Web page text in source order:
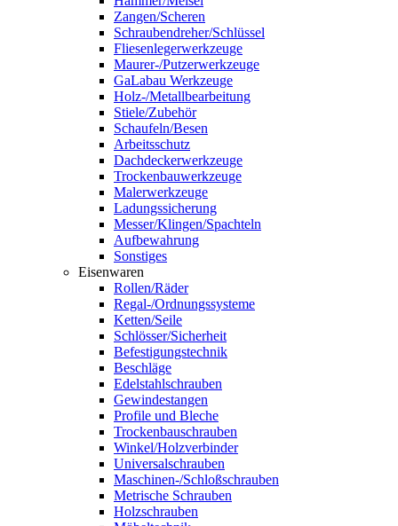
Zangen/Scheren
Schraubendreher/Schlüssel
Fliesenlegerwerkzeuge
Maurer-/Putzerwerkzeuge
GaLabau Werkzeuge
Holz-/Metallbearbeitung
Stiele/Zubehör
Schaufeln/Besen
Arbeitsschutz
Dachdeckerwerkzeuge
Trockenbauwerkzeuge
Malerwerkzeuge
Ladungssicherung
Messer/Klingen/Spachteln
Aufbewahrung
Sonstiges
Eisenwaren
Rollen/Räder
Regal-/Ordnungssysteme
Ketten/Seile
Schlösser/Sicherheit
Befestigungstechnik
Beschläge
Edelstahlschrauben
Gewindestangen
Profile und Bleche
Trockenbauschrauben
Winkel/Holzverbinder
Universalschrauben
Maschinen-/Schloßschrauben
Metrische Schrauben
Holzschrauben